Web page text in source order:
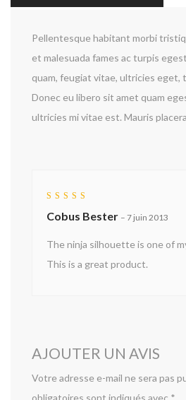
Pellentesque habitant morbi
et malesuada fames ac turpis
quam, feugiat vitae, ultricies eget,
Donec eu libero sit amet quam
ultricies mi vitae est. Mauris
sur 5
Cobus Bester – 7 juin 2013
The ninja silhouette is one of
This is a great product.
AJOUTER UN AVIS
Votre adresse e-mail ne sera pas
obligatoires sont indiqués avec *